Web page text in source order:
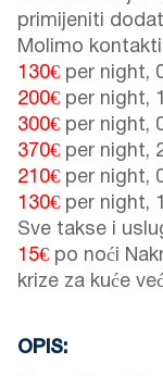
primijeniti
Molimo
130€ per night,
200€ per night,
300€ per night,
370€ per night,
210€ per night,
130€ per night,
Sve takse i
15€ po noći
krize za kuće
OPIS: